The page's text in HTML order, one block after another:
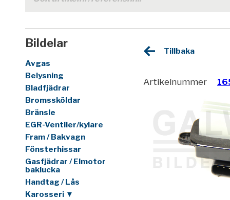
Bildelar
Avgas
Belysning
Bladfjädrar
Bromssköldar
Bränsle
EGR-Ventiler/kylare
Fram / Bakvagn
Fönsterhissar
Gasfjädrar / Elmotor
baklucka
Handtag / Lås
Karosseri ▼
Tillbaka
Artikelnummer